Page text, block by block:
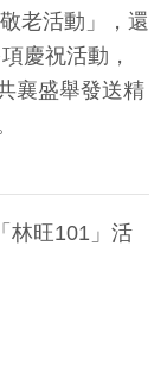
老活動」，還
慶祝活動，
襄盛舉發送精
林旺101」活